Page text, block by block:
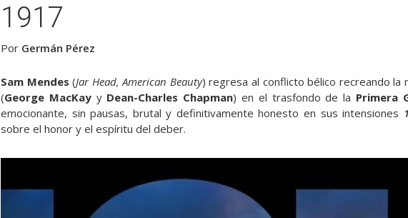
1917
Por Germán Pérez
Sam Mendes(Jar Head, American Beauty) regresa al conflicto bélico recreando la
(George MacKayy Dean-Charles Chapman) en el trasfondo de la Primera
emocionante, sin pausas, brutal y definitivamente honesto en sus intensiones
sobre el honor y el espíritu del deber.